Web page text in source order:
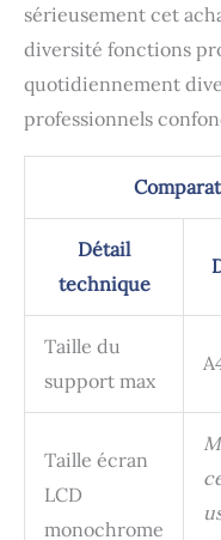
sérieusement cet
diversité fonctions
quotidiennement
professionnels
Détail
technique
Taille du
support max
Taille écran
LCD
monochrome